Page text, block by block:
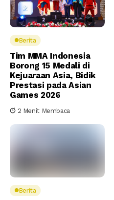
Berita
Tim MMA Indonesia
Borong 15 Medali di
Kejuaraan Asia, Bidik
Prestasi pada Asian
Games 2026
2 Menit Membaca
Berita